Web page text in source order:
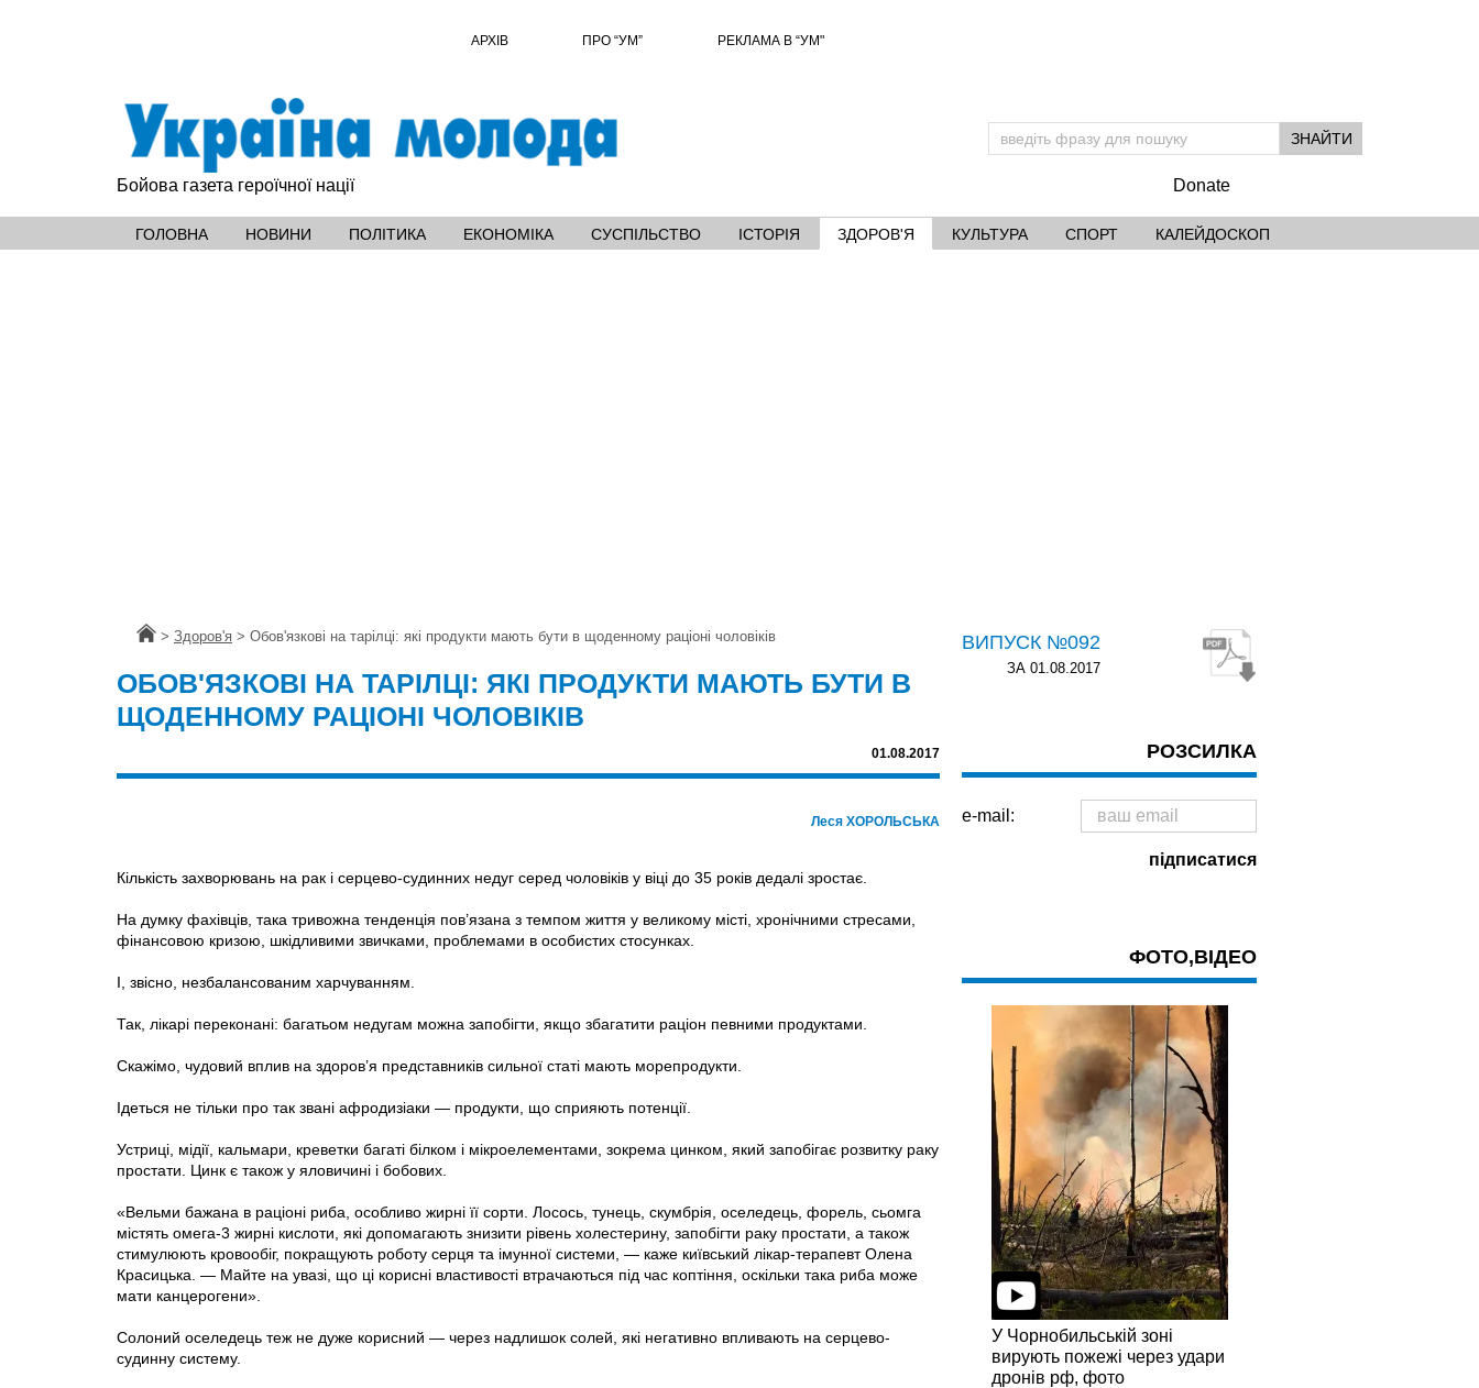
АРХІВ ПРО “УМ” РЕКЛАМА В “УМ"
Бойова газета героїчної нації Donate
ГОЛОВНА НОВИНИ ПОЛІТИКА ЕКОНОМІКА СУСПІЛЬСТВО ІСТОРІЯ ЗДОРОВ'Я КУЛЬТУРА СПОРТ КАЛЕЙДОСКОП
Головна
> Здоров'я > Обов'язкові на тарілці: які продукти мають бути в щоденному раціоні чоловіків
ОБОВ'ЯЗКОВІ НА ТАРІЛЦІ: ЯКІ ПРОДУКТИ МАЮТЬ БУТИ В
ЩОДЕННОМУ РАЦІОНІ ЧОЛОВІКІВ
01.08.2017
Леся ХОРОЛЬСЬКА
Кількість захворювань на рак і серцево-судинних недуг серед чоловіків у віці до 35 років дедалі зростає.
На думку фахівців, така тривожна тенденція пов’язана з темпом життя у великому місті, хронічними стресами,
фінансовою кризою, шкідливими звичками, проблемами в особистих стосунках.
І, звісно, незбалансованим харчуванням.
Так, лікарі переконані: багатьом недугам можна запобігти, якщо збагатити раціон певними продуктами.
Скажімо, чудовий вплив на здоров’я представників сильної статі мають морепродукти.
Ідеться не тільки про так звані афродизіаки — продукти, що сприяють потенції.
Устриці, мідії, кальмари, креветки багаті білком і мікроелементами, зокрема цинком, який запобігає розвитку раку
простати. Цинк є також у яловичині і бобових.
«Вельми бажана в раціоні риба, особливо жирні її сорти. Лосось, тунець, скумбрія, оселедець, форель, сьомга
містять омега-3 жирні кислоти, які допомагають знизити рівень холестерину, запобігти раку простати, а також
стимулюють кровообіг, покращують роботу серця та імунної системи, — каже київський лікар-терапевт Олена
Красицька. — Майте на увазі, що ці корисні властивості втрачаються під час коптіння, оскільки така риба може
мати канцерогени».
Солоний оселедець теж не дуже корисний — через надлишок солей, які негативно впливають на серцево-
судинну систему.
ВИПУСК №092
ЗА 01.08.2017
РОЗСИЛКА
e-mail:
ФОТО,ВІДЕО
У Чорнобильській зоні
вирують пожежі через удари
дронів рф, фото